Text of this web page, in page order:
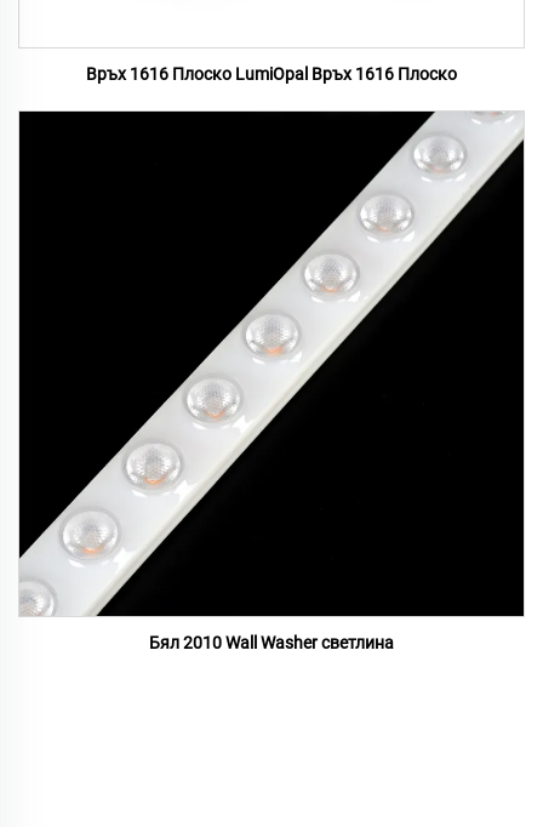
Връх 1616 Плоско LumiOpal Връх 1616 Плоско
Бял 2010 Wall Washer светлина